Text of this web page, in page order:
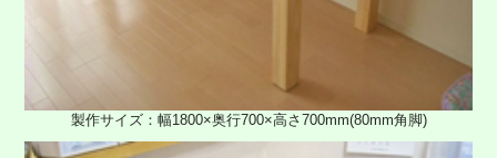
製作サイズ：幅1800×奥行700×高さ700mm(80mm角脚)